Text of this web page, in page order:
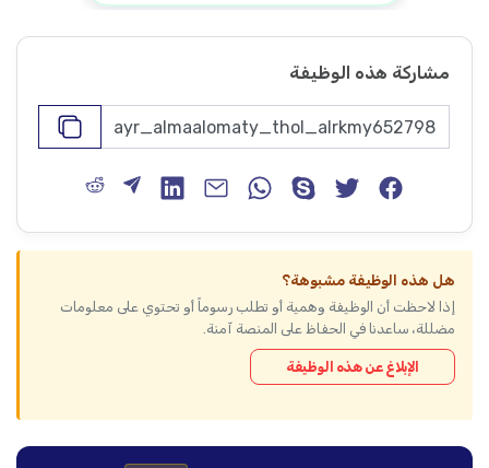
مشاركة هذه الوظيفة
هل هذه الوظيفة مشبوهة؟
إذا لاحظت أن الوظيفة وهمية أو تطلب رسوماً أو تحتوي على معلومات
مضللة، ساعدنا في الحفاظ على المنصة آمنة.
الإبلاغ عن هذه الوظيفة